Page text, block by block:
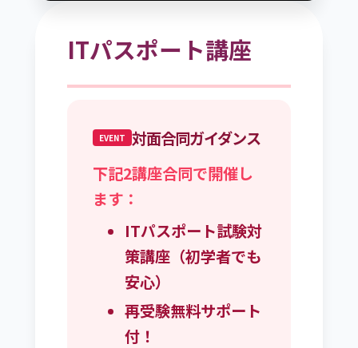
ITパスポート講座
EVENT 対面合同ガイダンス
下記2講座合同で開催し
ます：
ITパスポート試験対
策講座（初学者でも
安心）
再受験無料サポート
付！